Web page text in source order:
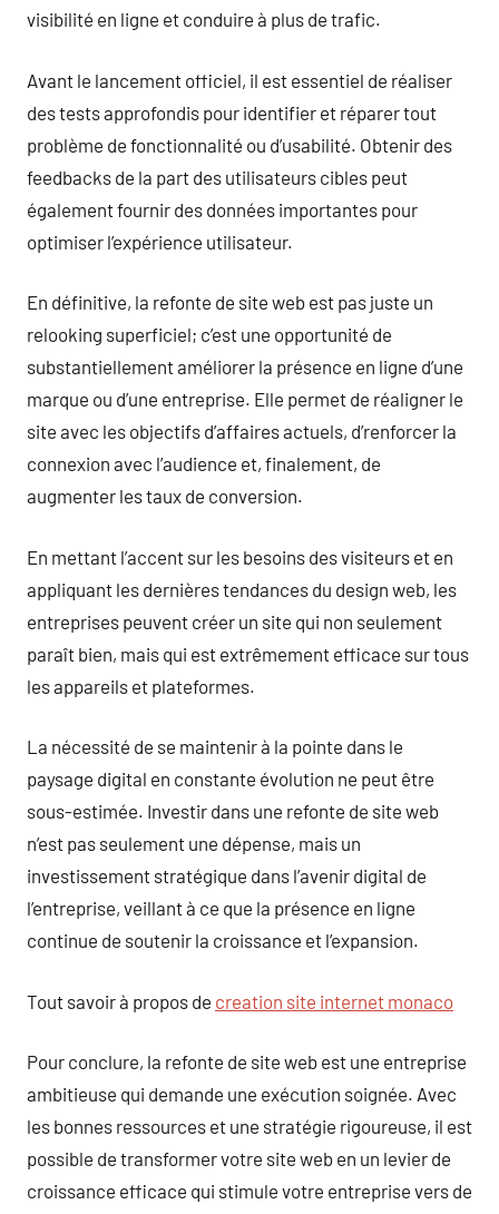
visibilité en ligne et conduire à plus de trafic.
Avant le lancement officiel, il est essentiel de réaliser
des tests approfondis pour identifier et réparer tout
problème de fonctionnalité ou d’usabilité. Obtenir des
feedbacks de la part des utilisateurs cibles peut
également fournir des données importantes pour
optimiser l’expérience utilisateur.
En définitive, la refonte de site web est pas juste un
relooking superficiel; c’est une opportunité de
substantiellement améliorer la présence en ligne d’une
marque ou d’une entreprise. Elle permet de réaligner le
site avec les objectifs d’affaires actuels, d’renforcer la
connexion avec l’audience et, finalement, de
augmenter les taux de conversion.
En mettant l’accent sur les besoins des visiteurs et en
appliquant les dernières tendances du design web, les
entreprises peuvent créer un site qui non seulement
paraît bien, mais qui est extrêmement efficace sur tous
les appareils et plateformes.
La nécessité de se maintenir à la pointe dans le
paysage digital en constante évolution ne peut être
sous-estimée. Investir dans une refonte de site web
n’est pas seulement une dépense, mais un
investissement stratégique dans l’avenir digital de
l’entreprise, veillant à ce que la présence en ligne
continue de soutenir la croissance et l’expansion.
Tout savoir à propos de creation site internet monaco
Pour conclure, la refonte de site web est une entreprise
ambitieuse qui demande une exécution soignée. Avec
les bonnes ressources et une stratégie rigoureuse, il est
possible de transformer votre site web en un levier de
croissance efficace qui stimule votre entreprise vers de